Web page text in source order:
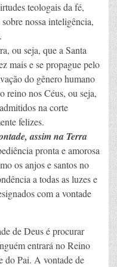
teologais da fé,
nossa inteligência,
ou seja, que a Santa
mais e se propague pelo
do gênero humano
reino nos Céus, ou seja,
na corte
felizes.
assim na Terra
pronta e amorosa
os anjos e santos no
a todas as luzes e
com a vontade
de Deus é procurar
entrará no Reino
do Pai. A vontade de